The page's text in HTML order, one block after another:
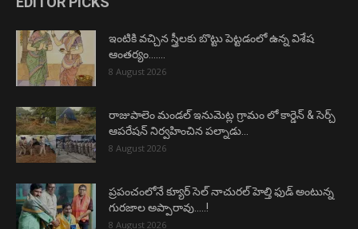
ఇంటికి వచ్చిన స్త్రీలకు బొట్టు పెట్టడంలో ఉన్న విశేష
ఆంతర్యం…….
8 August 2026
రాజుపాలెం మండల్ ఇనుమెట్ల గ్రామం లో కార్డెన్ & సెర్చ్
ఆపరేషన్ నిర్వహించిన పల్నాడు...
8 August 2026
ప్రపంచంలోనే క్యూర్ సెల్ నాచురల్ హెల్తి ఫుడ్ అంటున్న
గురజాల అప్పారావు…..!
8 August 2026